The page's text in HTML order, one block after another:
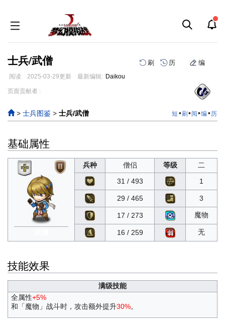
士兵/武僧 刷 历 编
阅读 2025-03-29更新 最新编辑: Daikou
跳
导
航
跳
搜
索
页面贡献者 :
> 士兵图鉴 > 士兵/武僧 短 •刷 •阅 •编•历
基础属性
兵种 僧侣 等级
二
31 / 493
1
29 / 465 3
17 / 273 魔物
16 / 259 无
技能效果
满级技能
全属性+5%
和「魔物」战斗时，攻击额外提升30%。